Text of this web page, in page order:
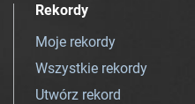
Rekordy
Moje rekordy
Wszystkie rekordy
Utwórz rekord